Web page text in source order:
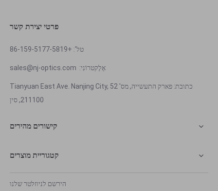
פרטי יצירת קשר
טל': +86-159-5177-5819
אֶלֶקטרוֹנִי: sales@nj-optics.com
כתובת: פארק התעשייה, מס' 52 Tianyuan East Ave. Nanjing City,
211100, סין
קישורים מהירים
קטגוריית מוצרים
הירשם לניוזלטר שלנו